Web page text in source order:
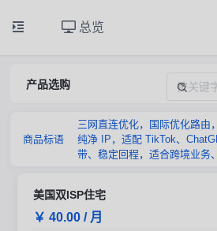
总览
产品选购
商品标语
三网直连优化，国际优化路由
纯净 IP，适配 TikTok、
带、稳定回程，适合跨境业务
美国双ISP住宅
￥ 40.00 / 月